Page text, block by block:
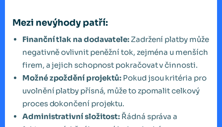
Mezi nevýhody patří:
Finanční tlak na dodavatele: Zadržení platby může
negativně ovlivnit peněžní tok, zejména u menších
firem, a jejich schopnost pokračovat v činnosti.
Možné zpoždění projektů: Pokud jsou kritéria pro
uvolnění platby přísná, může to zpomalit celkový
proces dokončení projektu.
Administrativní složitost: Řádná správa a